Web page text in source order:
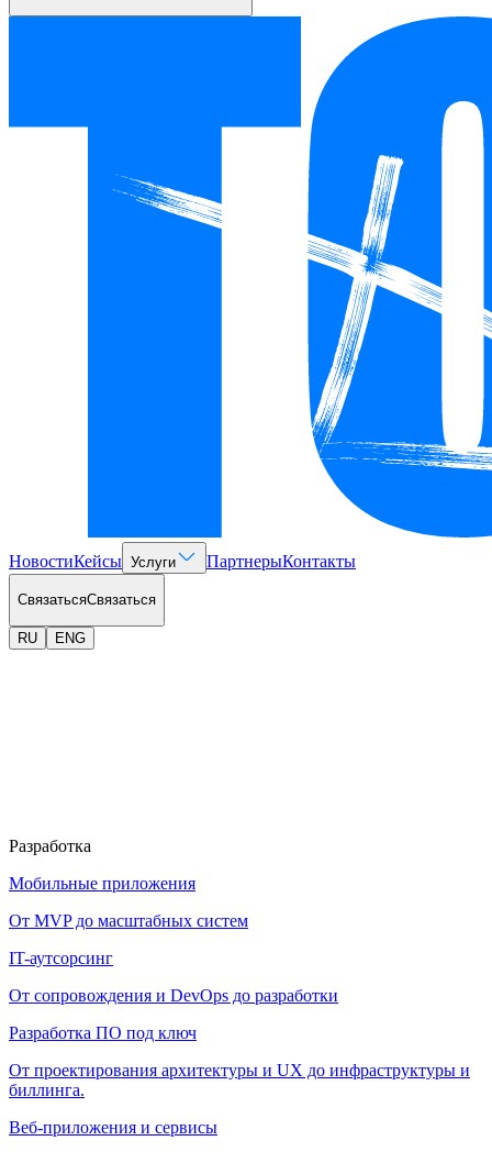
НовостиКейсы Услуги ПартнерыКонтакты
СвязатьсяСвязаться
RU ENG
Разработка
Мобильные приложения
От MVP до масштабных систем
IT-аутсорсинг
От сопровождения и DevOps до разработки
Разработка ПО под ключ
От проектирования архитектуры и UX до инфраструктуры и
биллинга.
Веб-приложения и сервисы